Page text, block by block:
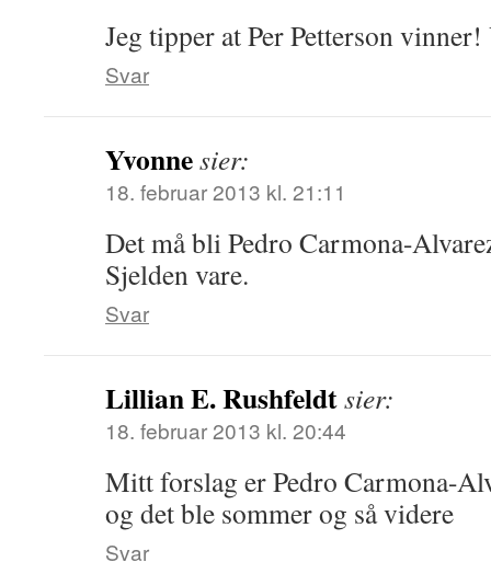
Jeg tipper at Per Petterson
Svar
Yvonnesier:
18. februar 2013 kl. 21:11
Det må bli Pedro Carmona-
Sjelden vare.
Svar
Lillian E. Rushfeldtsier:
18. februar 2013 kl. 20:44
Mitt forslag er Pedro Carmona-
og det ble sommer og så videre
Svar